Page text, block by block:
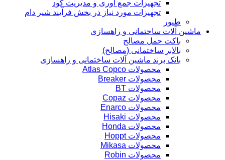
تجهیزات جمع آوری و مدیریت کود
تجهیزات مورد نیاز در بخش فرآیند شیر دام
طیور
ماشین آلات ساختمانی و راهسازی
باکت حمل مصالح
بالابر ساختمانی (مصالح)
بانک برند ماشین آلات ساختمانی و راهسازی
محصولات Atlas Copco
محصولات Breaker
محصولات BT
محصولات Copaz
محصولات Enarco
محصولات Hisaki
محصولات Honda
محصولات Hoppt
محصولات Mikasa
محصولات Robin